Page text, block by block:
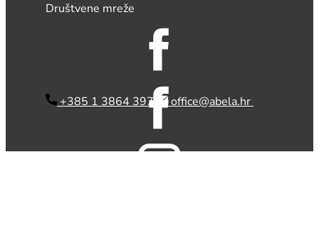
Društvene mreže
​ +385 1 3864 397 office@abela.hr